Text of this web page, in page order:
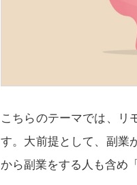
こちらのテーマでは、リ
す。大前提として、副業
から副業をする人も含め「